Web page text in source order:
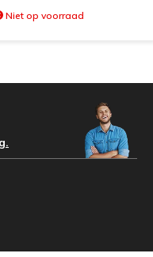
Niet op voorraad